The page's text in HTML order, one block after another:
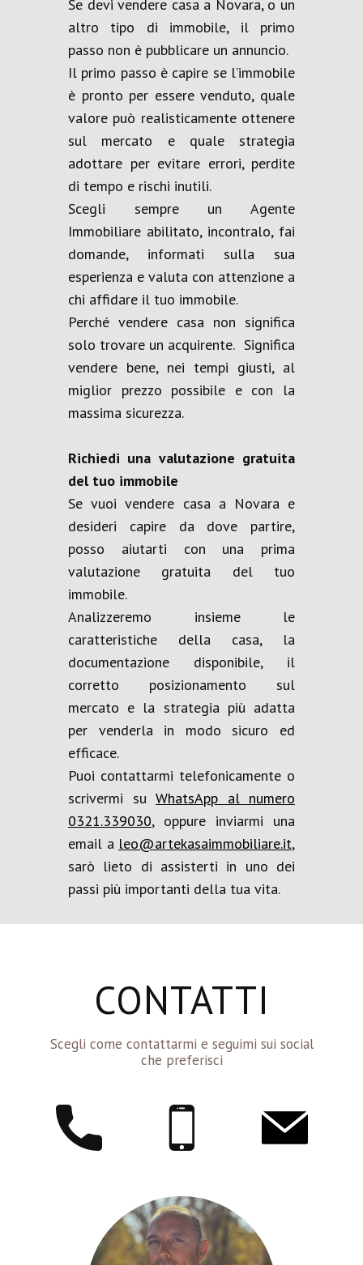
Se devi vendere casa a Novara, o un
altro tipo di immobile, il primo
passo non è pubblicare un annuncio.
Il primo passo è capire se l’immobile
è pronto per essere venduto, quale
valore può realisticamente ottenere
sul mercato e quale strategia
adottare per evitare errori, perdite
di tempo e rischi inutili.
Scegli sempre un Agente
Immobiliare abilitato, incontralo, fai
domande, informati sulla sua
esperienza e valuta con attenzione a
chi affidare il tuo immobile.
Perché vendere casa non significa
solo trovare un acquirente. Significa
vendere bene, nei tempi giusti, al
miglior prezzo possibile e con la
massima sicurezza.
Richiedi una valutazione gratuita
del tuo immobile
Se vuoi vendere casa a Novara e
desideri capire da dove partire,
posso aiutarti con una prima
valutazione gratuita del tuo
immobile.
Analizzeremo insieme le
caratteristiche della casa, la
documentazione disponibile, il
corretto posizionamento sul
mercato e la strategia più adatta
per venderla in modo sicuro ed
efficace.
Puoi contattarmi telefonicamente o
scrivermi su WhatsApp al numero
0321.339030, oppure inviarmi una
email a leo@artekasaimmobiliare.it,
sarò lieto di assisterti in uno dei
passi più importanti della tua vita.
CONTATTI
Scegli come contattarmi e seguimi sui social
che preferisci